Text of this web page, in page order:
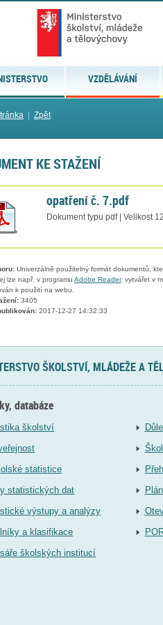
VZDĚLÁVÁNÍ
Zpět
KE STAŽENÍ
opatření č. 7.pdf
Dokument typu pdf | Velikost
Univerzálně použitelný formát dokumentů,
lze např. v programu Adobe Reader, vytvářet v
k použití na webu.
3405
2017-12-27 14:32:33
ŠKOLSTVÍ, MLÁDEŽE A
databáze
školství
statistice
statistických dat
výstupy a analýzy
a klasifikace
školských institucí